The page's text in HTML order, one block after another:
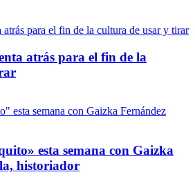
atrás para el fin de la
esta semana con Gaizka
historiador